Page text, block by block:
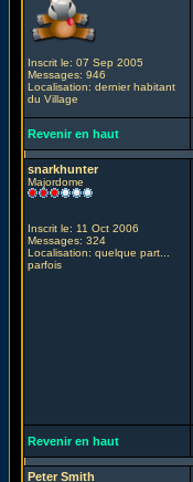
Inscrit le: 07 Sep 2005
Messages: 946
Localisation: dernier habitant
du Village
Revenir en haut
snarkhunter
Majordome
Inscrit le: 11 Oct 2006
Messages: 324
Localisation: quelque part...
parfois
Revenir en haut
Peter Smith